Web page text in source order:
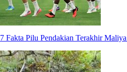
7 Fakta Pilu Pendakian Terakhir